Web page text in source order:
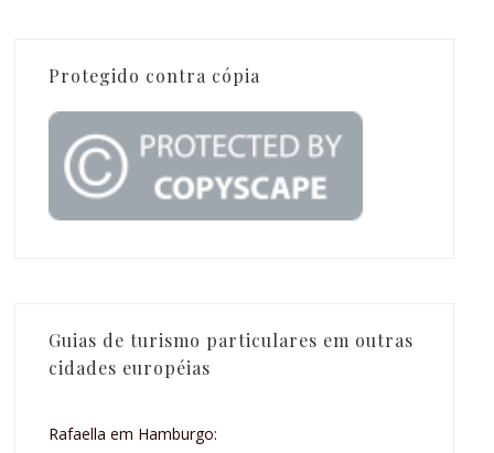
Protegido contra cópia
Guias de turismo particulares em outras
cidades européias
Rafaella em Hamburgo: